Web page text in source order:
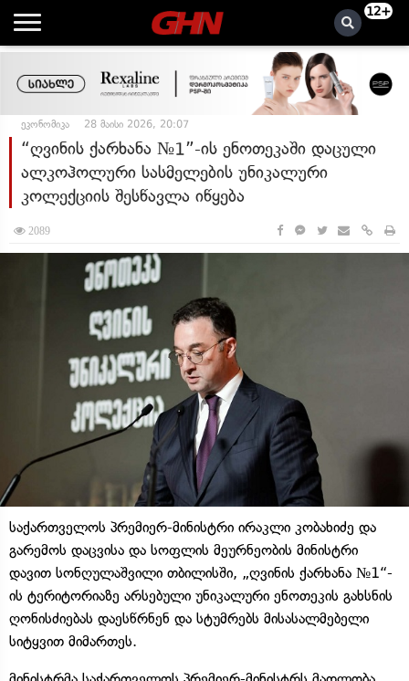
12+
ეკონომიკა 28 მაისი 2026, 20:07
“ღვინის ქარხანა №1”-ის ენოთეკაში დაცული
ალკოჰოლური სასმელების უნიკალური
კოლექციის შესწავლა იწყება
2089
საქართველოს პრემიერ-მინისტრი ირაკლი კობახიძე და
გარემოს დაცვისა და სოფლის მეურნეობის მინისტრი
დავით სონღულაშვილი თბილისში, „ღვინის ქარხანა №1“-
ის ტერიტორიაზე არსებული უნიკალური ენოთეკის გახსნის
ღონისძიებას დაესწრნენ და სტუმრებს მისასალმებელი
სიტყვით მიმართეს.